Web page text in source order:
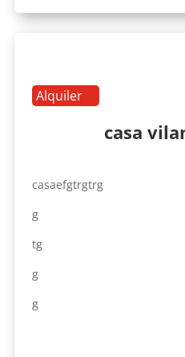
Alquiler
casa
casaefgtrgtrg
g
tg
g
g